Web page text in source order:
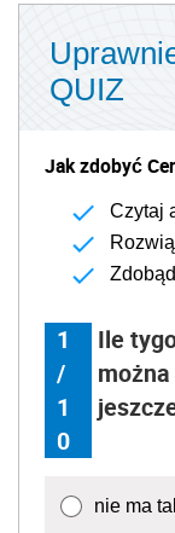
QUIZ
Jak zdobyć
Czytaj
1
/
1
0
Ile
nie ma